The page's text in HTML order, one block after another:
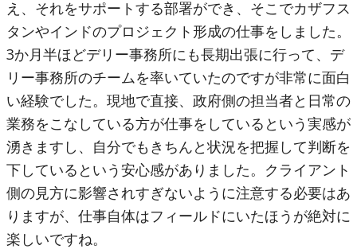
え、それをサポートする部署ができ、そこでカザフス
タンやインドのプロジェクト形成の仕事をしました。
3か月半ほどデリー事務所にも長期出張に行って、デ
リー事務所のチームを率いていたのですが非常に面白
い経験でした。現地で直接、政府側の担当者と日常の
業務をこなしている方が仕事をしているという実感が
湧きますし、自分でもきちんと状況を把握して判断を
下しているという安心感がありました。クライアント
側の見方に影響されすぎないように注意する必要はあ
りますが、仕事自体はフィールドにいたほうが絶対に
楽しいですね。